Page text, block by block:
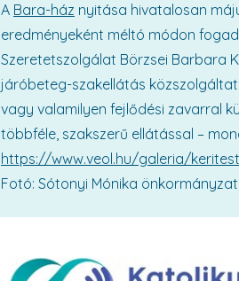
A Bara-ház nyitása hivatalosan
eredményeként méltó módon
Szeretetszolgálat Börzsei Barbara
járóbeteg-szakellátás
vagy valamilyen fejlődési zavarral
többféle, szakszerű ellátással –
https://www.veol.hu/galeria/
Fotó: Sótonyi Mónika